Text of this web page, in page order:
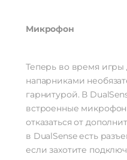
Микрофон
Теперь во время
напарниками
гарнитурой. В
встроенные
отказаться от
в DualSense есть
если захотите